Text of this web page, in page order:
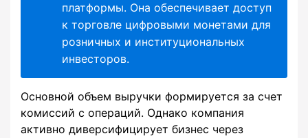
платформы. Она обеспечивает доступ
к торговле цифровыми монетами для
розничных и институциональных
инвесторов.
Основной объем выручки формируется за счет
комиссий с операций. Однако компания
активно диверсифицирует бизнес через